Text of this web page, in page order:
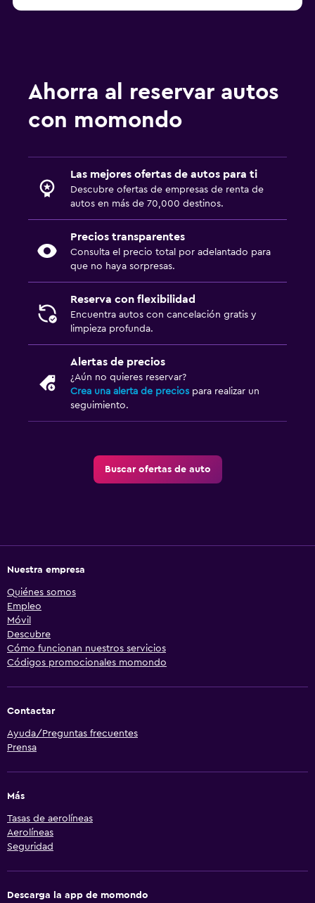
Ahorra al reservar autos
con momondo
Las mejores ofertas de autos para ti
Descubre ofertas de empresas de renta de
autos en más de 70,000 destinos.
Precios transparentes
Consulta el precio total por adelantado para
que no haya sorpresas.
Reserva con flexibilidad
Encuentra autos con cancelación gratis y
limpieza profunda.
Alertas de precios
¿Aún no quieres reservar?
Crea una alerta de precios para realizar un
seguimiento.
Buscar ofertas de auto
Nuestra empresa
Quiénes somos
Empleo
Móvil
Descubre
Cómo funcionan nuestros servicios
Códigos promocionales momondo
Contactar
Ayuda/Preguntas frecuentes
Prensa
Más
Tasas de aerolíneas
Aerolíneas
Seguridad
Descarga la app de momondo